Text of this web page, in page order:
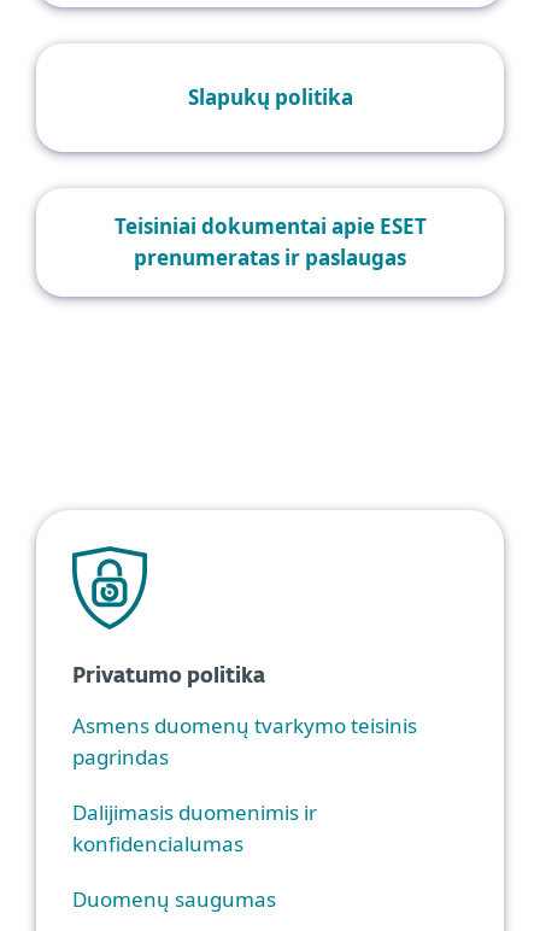
Slapukų politika
Teisiniai dokumentai apie ESET
prenumeratas ir paslaugas
Privatumo politika
Asmens duomenų tvarkymo teisinis
pagrindas
Dalijimasis duomenimis ir
konfidencialumas
Duomenų saugumas